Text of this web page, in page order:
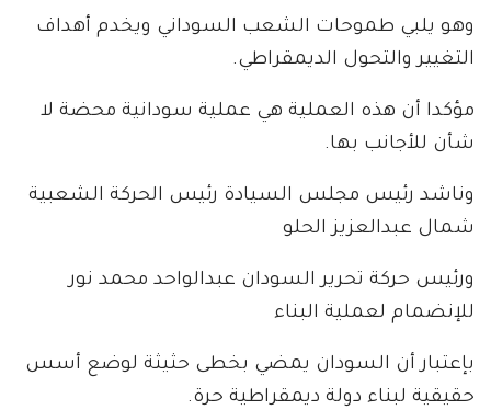
وهو يلبي طموحات الشعب السوداني ويخدم أهداف
التغيير والتحول الديمقراطي.
مؤكدا أن هذه العملية هي عملية سودانية محضة لا
شأن للأجانب بها.
وناشد رئيس مجلس السيادة رئيس الحركة الشعبية
شمال عبدالعزيز الحلو
ورئيس حركة تحرير السودان عبدالواحد محمد نور
للإنضمام لعملية البناء
بإعتبار أن السودان يمضي بخطى حثيثة لوضع أسس
حقيقية لبناء دولة ديمقراطية حرة.